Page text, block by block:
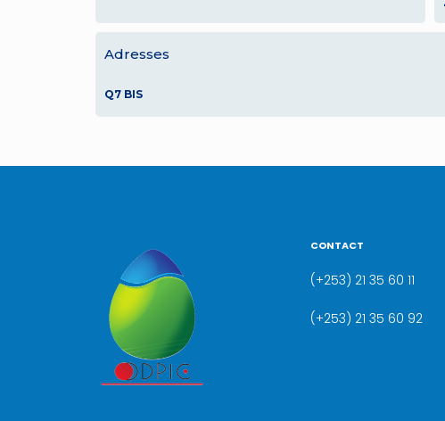
Adresses
Q7 BIS
CONTACT
(+253) 21 35 60 11
(+253) 21 35 60 92